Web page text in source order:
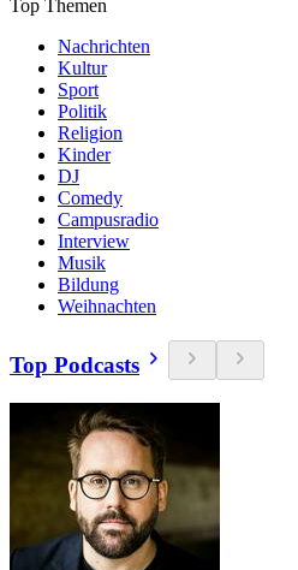
Top Themen
Nachrichten
Kultur
Sport
Politik
Religion
Kinder
DJ
Comedy
Campusradio
Interview
Musik
Bildung
Weihnachten
Top Podcasts